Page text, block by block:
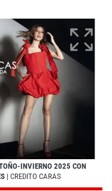
INVIERNO 2025 CON
| CREDITO CARAS